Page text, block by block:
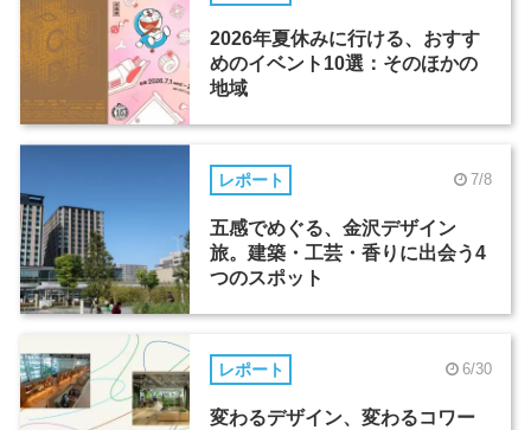
2026年夏休みに行ける、おすす
めのイベント10選：そのほかの
地域
レポート 7/8
五感でめぐる、金沢デザイン
旅。建築・工芸・香りに出会う4
つのスポット
レポート 6/30
変わるデザイン、変わるコワー